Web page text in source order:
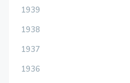
1939
1938
1937
1936